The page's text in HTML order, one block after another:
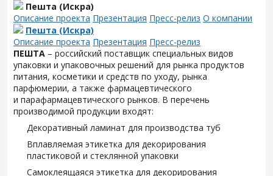
Пешта (Искра)
Описание проекта Презентация Пресс-релиз О компании
Пешта (Искра)
Описание проекта Презентация Пресс-релиз
ПЕШТА – российский поставщик специальных видов
упаковки и упаковочных решений для рынка продуктов
питания, косметики и средств по уходу, рынка
парфюмерии, а также фармацевтического
и парафармацевтического рынков. В перечень
производимой продукции входят:
Декоративный ламинат для производства туб
Вплавляемая этикетка для декорирования
пластиковой и стеклянной упаковки
Самоклеящаяся этикетка для декорирования